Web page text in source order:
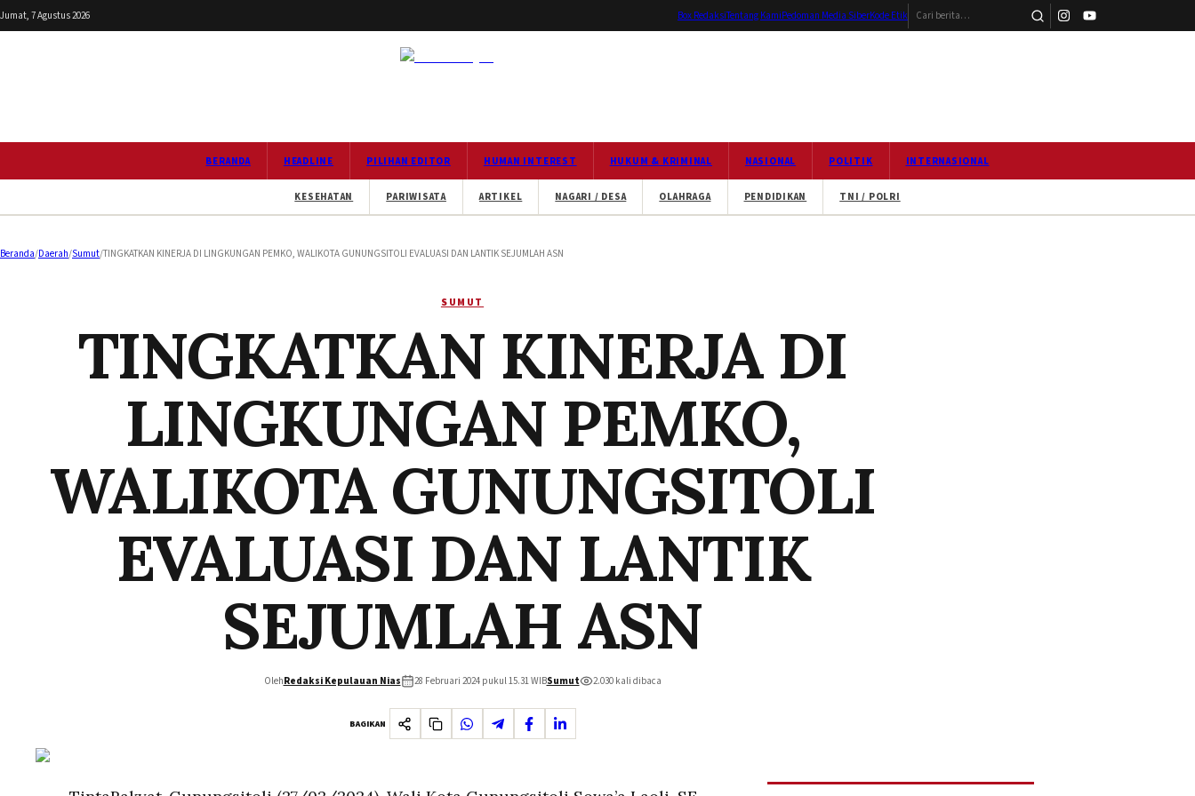
Jumat, 7 Agustus 2026 Box RedaksiTentang KamiPedoman Media SiberKode Etik Cari berita
BERANDA HEADLINE PILIHAN EDITOR HUMAN INTEREST HUKUM & KRIMINAL NASIONAL POLITIK INTERNASIONAL
KESEHATAN PARIWISATA ARTIKEL NAGARI / DESA OLAHRAGA PENDIDIKAN TNI / POLRI
Beranda/Daerah/Sumut/TINGKATKAN KINERJA DI LINGKUNGAN PEMKO, WALIKOTA GUNUNGSITOLI EVALUASI DAN LANTIK SEJUMLAH ASN
SUMUT
TINGKATKAN KINERJA DI
LINGKUNGAN PEMKO,
WALIKOTA GUNUNGSITOLI
EVALUASI DAN LANTIK
SEJUMLAH ASN
OlehRedaksi Kepulauan Nias 28 Februari 2024 pukul 15.31WIBSumut 2.030kali dibaca
BAGIKAN